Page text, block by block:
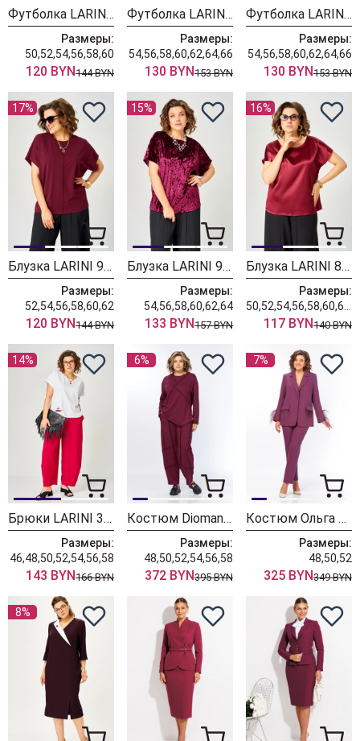
Футболка LARINI 8002 бордовый
Размеры:
50,52,54,56,58,60
120 BYN144 BYN
Футболка LARINI 089 бордовый
Размеры:
54,56,58,60,62,64,66
130 BYN153 BYN
Футболка LARINI 089 красный
Размеры:
54,56,58,60,62,64,66
130 BYN153 BYN
17%
Блузка LARINI 9610 бордовый
Размеры:
52,54,56,58,60,62
120 BYN144 BYN
15%
Блузка LARINI 9609 бордовый
Размеры:
54,56,58,60,62,64
133 BYN157 BYN
16%
Блузка LARINI 8710 бордовый
Размеры:
117 BYN140 BYN
14%
Брюки LARINI 3001 красный
Размеры:
46,48,50,52,54,56,58
143 BYN166 BYN
6%
Костюм Diomant 2192 бордо
Размеры:
48,50,52,54,56,58
372 BYN395 BYN
7%
Костюм Ольга Стиль С1037 бордовый
Размеры:
48,50,52
325 BYN349 BYN
8%